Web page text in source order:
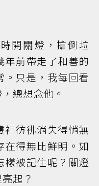
開關燈，搶倒垃
年前帶走了和善的
。只是，我每回看
總想念他。
裡彷彿消失得悄無
得無比鮮明。如
樣被記住呢？關燈
起？